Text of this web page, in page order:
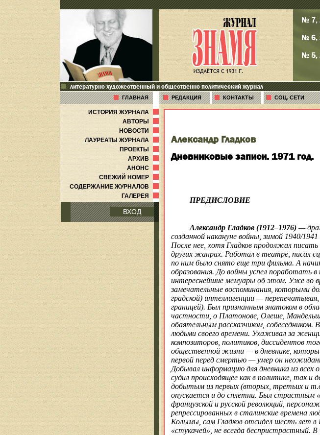
№ 7,
№ 6,
№ 5,
литературно-художественный и общественно-политический журнал
ГЛАВНАЯ РЕДАКЦИЯ КОНТАКТЫ СОЦ. СЕТИ
ИСТОРИЯ ЖУРНАЛА
АВТОРЫ
НОВОСТИ
ЛАУРЕАТЫ ЖУРНАЛА
ПРОЕКТЫ
АРХИВ
АНОНС
СВЕЖИЙ НОМЕР
СОДЕРЖАНИЕ ЖУРНАЛОВ
ГАЛЕРЕЯ
ВХОД
Александр Гладков
Дневниковые записи. 1971 год.
ПРЕДИСЛОВИЕ
Александр Гладков (1912–1976)—
созданной накануне войны, зимой 1940/
После нее, хотя Гладков продолжал писать
других жанрах. Работал в театре, писал
по ним было снято еще три фильма. А
образования. До войны успел поработать
интереснейшие мемуары об этом. Уже во
замечательные воспоминания, которыми
градской) интеллигенции —
границей). Был признанным знатоком в
частности, о Платонове, Олеше ,
обаятельным рассказчиком,
людьми своего времени. Ухаживал за
композиторов, политиков, диссидентов
общественной жизни — в дневнике,
первой перед смертью — умер он
Добывал информацию для дневника из
судил происходящее как в политике, так и
добытым из первых (вторых, третьих и
опускается и до сплетни. Был страстным
французской и русской революций,
репрессированных в сталинские времена
Колымы, сам Гладков отсидел шесть лет в
«стукачей», не всегда беспристрастный. В